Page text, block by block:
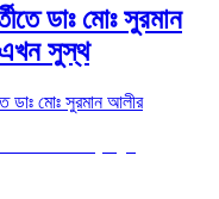
ডাঃ মোঃ সুরমান
এখন সুস্থ
ডাঃ মোঃ সুরমান আলীর